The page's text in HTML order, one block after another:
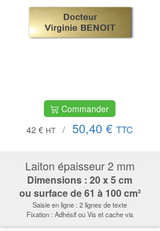
Commander
42 € HT / 50,40 € TTC
Laiton épaisseur 2 mm
Dimensions : 20 x 5 cm
ou surface de61 à 100 cm²
Saisie en ligne : 2 lignes de texte
Fixation : Adhésif ou Vis et cache vis